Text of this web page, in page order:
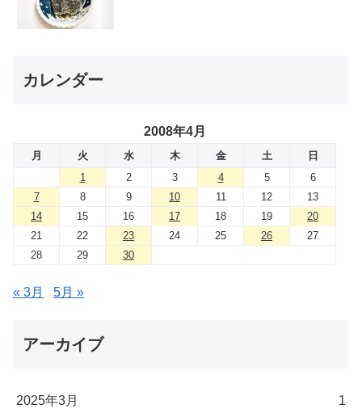
カレンダー
2008年4月
月 火 水 木 金 土
日
1
2 3 4 5
6
7
8 9 10 11 12
13
14
15 16 17 18 19
20
21
22 23 24 25 26
27
28
29 30
« 3月 5月 »
アーカイブ
2025年3月 1